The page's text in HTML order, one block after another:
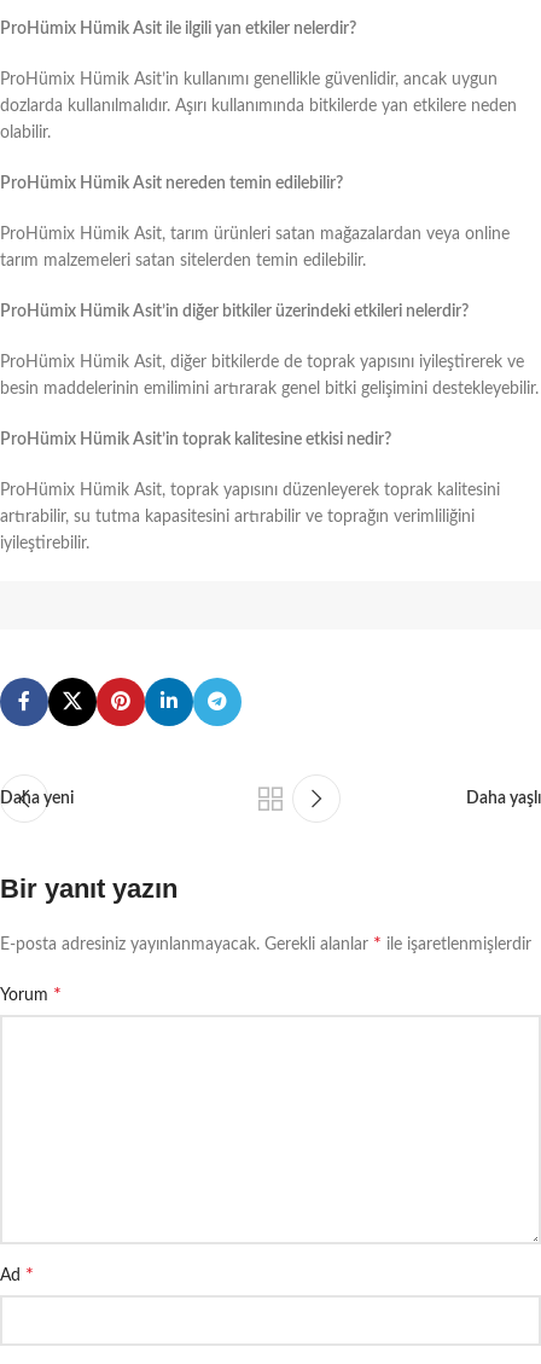
ProHümix Hümik Asit ile ilgili yan etkiler nelerdir?
ProHümix Hümik Asit’in kullanımı genellikle güvenlidir, ancak uygun
dozlarda kullanılmalıdır. Aşırı kullanımında bitkilerde yan etkilere neden
olabilir.
ProHümix Hümik Asit nereden temin edilebilir?
ProHümix Hümik Asit, tarım ürünleri satan mağazalardan veya online
tarım malzemeleri satan sitelerden temin edilebilir.
ProHümix Hümik Asit’in diğer bitkiler üzerindeki etkileri nelerdir?
ProHümix Hümik Asit, diğer bitkilerde de toprak yapısını iyileştirerek ve
besin maddelerinin emilimini artırarak genel bitki gelişimini destekleyebilir.
ProHümix Hümik Asit’in toprak kalitesine etkisi nedir?
ProHümix Hümik Asit, toprak yapısını düzenleyerek toprak kalitesini
artırabilir, su tutma kapasitesini artırabilir ve toprağın verimliliğini
iyileştirebilir.
Daha yeni Daha yaşlı
Bir yanıt yazın
E-posta adresiniz yayınlanmayacak. Gerekli alanlar * ile işaretlenmişlerdir
Yorum *
Ad *